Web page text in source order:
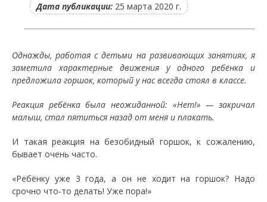
Дата публикации: 25 марта 2020 г.
Однажды, работая с детьми на развивающих занятиях, я
заметила характерные движения у одного ребёнка и
предложила горшок, который у нас всегда стоял в классе.
Реакция ребёнка была неожиданной: «Нет!» — закричал
малыш, стал пятиться назад от меня и плакать.
И такая реакция на безобидный горшок, к сожалению,
бывает очень часто.
«Ребёнку уже 3 года, а он не ходит на горшок? Надо
срочно что-то делать! Уже пора!»